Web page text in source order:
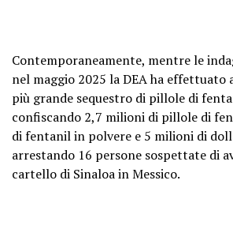
Contemporaneamente, mentre le
nel maggio 2025 la DEA ha effettuato
più grande sequestro di pillole di
confiscando 2,7 milioni di pillole di
di fentanil in polvere e 5 milioni di
arrestando 16 persone sospettate di
cartello di Sinaloa in Messico.